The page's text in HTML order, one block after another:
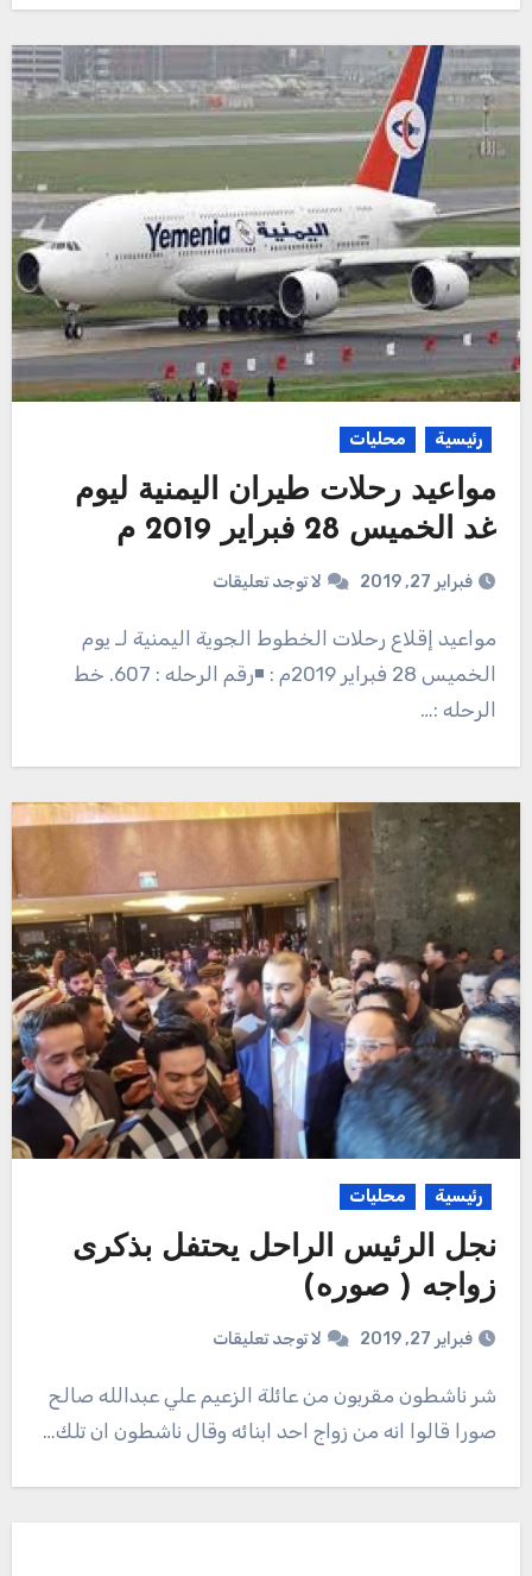
رئيسية محليات
مواعيد رحلات طيران اليمنية ليوم
غد الخميس 28 فبراير 2019 م
فبراير 27, 2019 لا توجد تعليقات
مواعيد إقلاع رحلات الخطوط الجوية اليمنية لـ يوم
الخميس 28 فبراير 2019م : ◾رقم الرحله : 607. خط
الرحله :…
رئيسية محليات
نجل الرئيس الراحل يحتفل بذكرى
زواجه ( صوره)
فبراير 27, 2019 لا توجد تعليقات
شر ناشطون مقربون من عائلة الزعيم علي عبدالله صالح
صورا قالوا انه من زواج احد ابنائه وقال ناشطون ان تلك…